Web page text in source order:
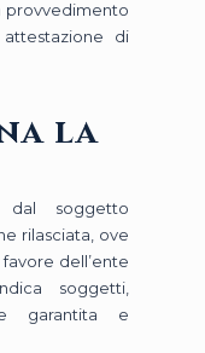
provvedimento
di
la
dal soggetto
rilasciata, ove
dell’ente
soggetti,
garantita e